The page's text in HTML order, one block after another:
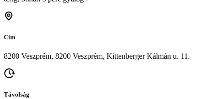
Cím
8200 Veszprém, 8200 Veszprém, Kittenberger Kálmán u. 11.
Távolság